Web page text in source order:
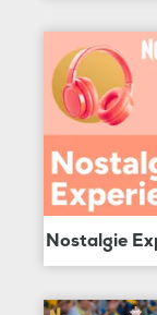
Nostalgie